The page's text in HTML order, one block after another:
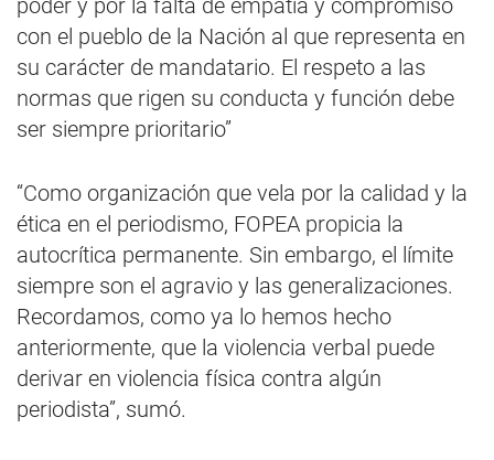
poder y por la falta de empatía y compromiso
con el pueblo de la Nación al que representa en
su carácter de mandatario. El respeto a las
normas que rigen su conducta y función debe
ser siempre prioritario”
“Como organización que vela por la calidad y la
ética en el periodismo, FOPEA propicia la
autocrítica permanente. Sin embargo, el límite
siempre son el agravio y las generalizaciones.
Recordamos, como ya lo hemos hecho
anteriormente, que la violencia verbal puede
derivar en violencia física contra algún
periodista”, sumó.